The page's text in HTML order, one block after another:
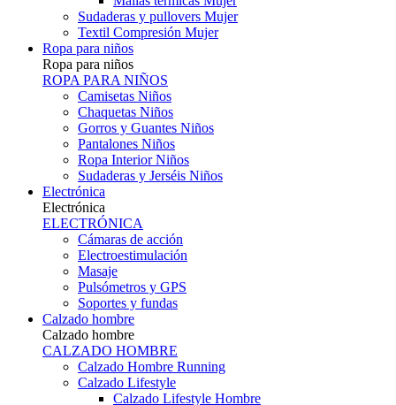
Sudaderas y pullovers Mujer
Textil Compresión Mujer
Ropa para niños
Ropa para niños
ROPA PARA NIÑOS
Camisetas Niños
Chaquetas Niños
Gorros y Guantes Niños
Pantalones Niños
Ropa Interior Niños
Sudaderas y Jerséis Niños
Electrónica
Electrónica
ELECTRÓNICA
Cámaras de acción
Electroestimulación
Masaje
Pulsómetros y GPS
Soportes y fundas
Calzado hombre
Calzado hombre
CALZADO HOMBRE
Calzado Hombre Running
Calzado Lifestyle
Calzado Lifestyle Hombre